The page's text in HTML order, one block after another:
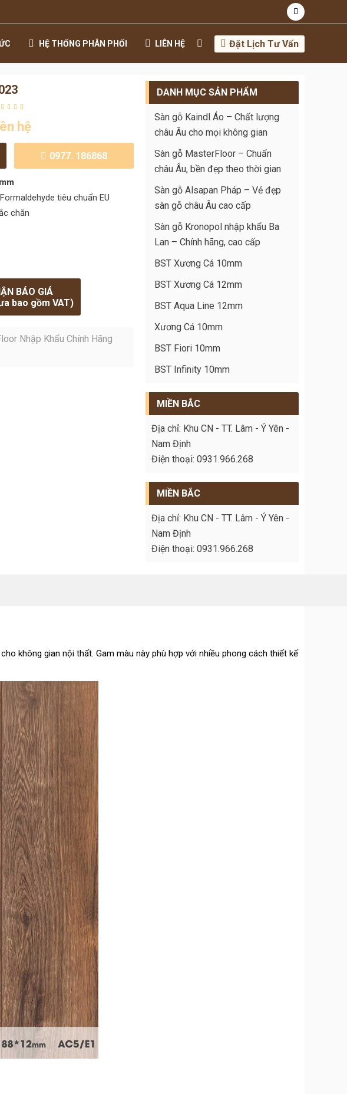
HỆ THỐNG PHÂN PHỐI LIÊN HỆ Đặt Lịch Tư Vấn
hệ
0977. 186868
tiêu chuẩn EU
chắn
BÁO GIÁ
bao gồm VAT)
Nhập Khẩu Chính Hãng
DANH MỤC SẢN PHẨM
Sàn gỗ Kaindl Áo – Chất lượng
châu Âu cho mọi không gian
Sàn gỗ MasterFloor – Chuẩn
châu Âu, bền đẹp theo thời gian
Sàn gỗ Alsapan Pháp – Vẻ đẹp
sàn gỗ châu Âu cao cấp
Sàn gỗ Kronopol nhập khẩu Ba
Lan – Chính hãng, cao cấp
BST Xương Cá 10mm
BST Xương Cá 12mm
BST Aqua Line 12mm
Xương Cá 10mm
BST Fiori 10mm
BST Infinity 10mm
MIỀN BẮC
Địa chỉ: Khu CN - TT. Lâm - Ý Yên -
Nam Định
Điện thoại: 0931.966.268
MIỀN BẮC
Địa chỉ: Khu CN - TT. Lâm - Ý Yên -
Nam Định
Điện thoại: 0931.966.268
không gian nội thất. Gam màu này phù hợp với nhiều phong cách thiết kế